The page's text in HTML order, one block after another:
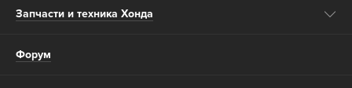
Запчасти и техника Хонда
Форум